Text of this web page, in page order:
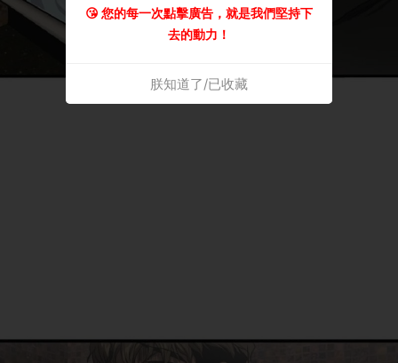
😘 您的每一次點擊廣告，就是我們堅持下
去的動力！
朕知道了/已收藏